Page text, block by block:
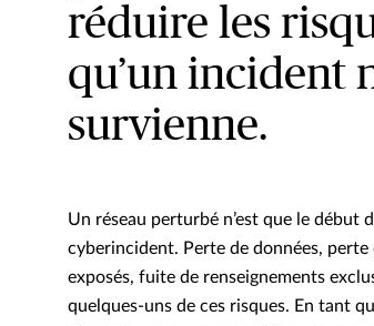
réduire les
qu’un incident
survienne.
Un réseau perturbé n’est que le début
cyberincident. Perte de données,
exposés, fuite de renseignements
quelques-uns de ces risques. En tant